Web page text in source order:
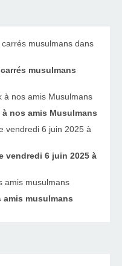
musulmans
nos amis Musulmans
vendredi 6 juin 2025 à
amis musulmans